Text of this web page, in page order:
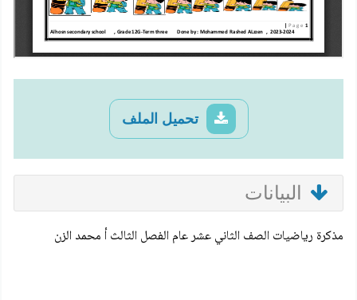
تحميل الملف
البيانات
مذكرة رياضيات الصف الثاني عشر عام الفصل الثالث أ محمد الزن